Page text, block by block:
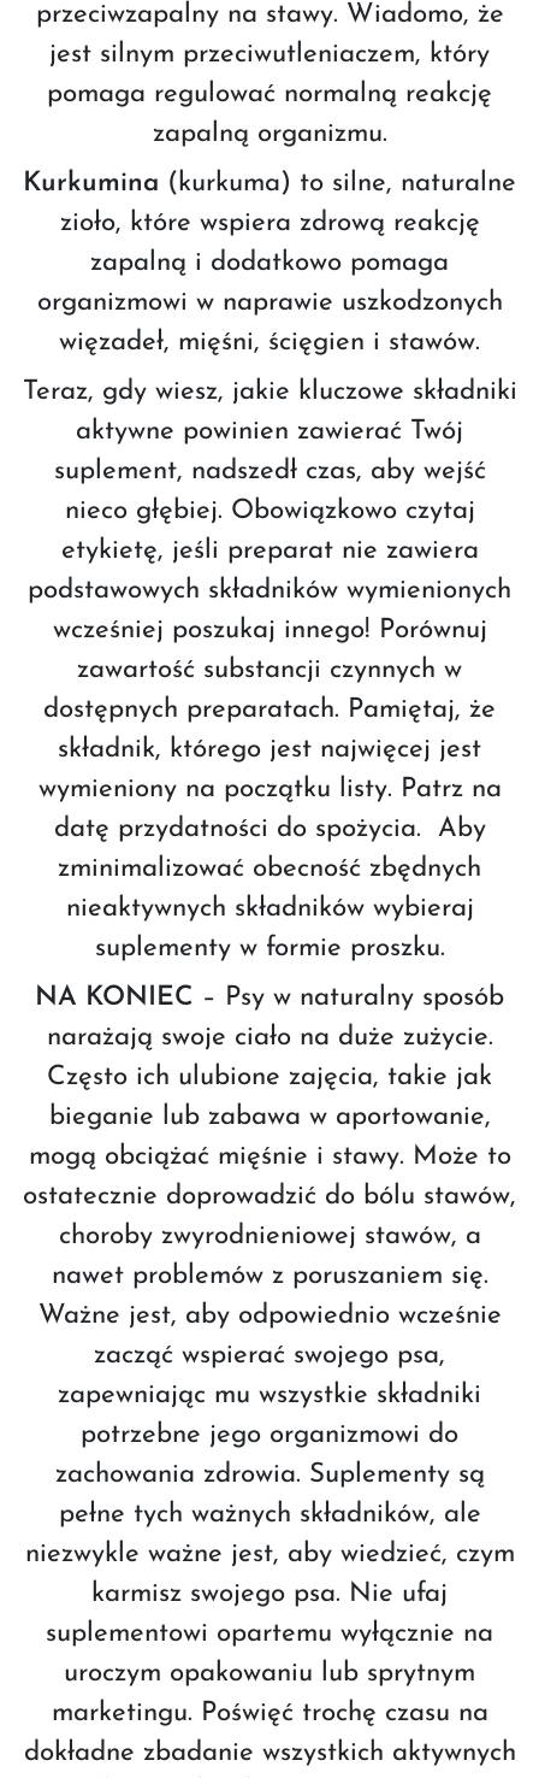
przeciwzapalny na stawy. Wiadomo, że
jest silnym przeciwutleniaczem, który
pomaga regulować normalną reakcję
zapalną organizmu.
Kurkumina (kurkuma) to silne, naturalne
zioło, które wspiera zdrową reakcję
zapalną i dodatkowo pomaga
organizmowi w naprawie uszkodzonych
więzadeł, mięśni, ścięgien i stawów.
Teraz, gdy wiesz, jakie kluczowe składniki
aktywne powinien zawierać Twój
suplement, nadszedł czas, aby wejść
nieco głębiej. Obowiązkowo czytaj
etykietę, jeśli preparat nie zawiera
podstawowych składników wymienionych
wcześniej poszukaj innego! Porównuj
zawartość substancji czynnych w
dostępnych preparatach. Pamiętaj, że
składnik, którego jest najwięcej jest
wymieniony na początku listy. Patrz na
datę przydatności do spożycia. Aby
zminimalizować obecność zbędnych
nieaktywnych składników wybieraj
suplementy w formie proszku.
NA KONIEC – Psy w naturalny sposób
narażają swoje ciało na duże zużycie.
Często ich ulubione zajęcia, takie jak
bieganie lub zabawa w aportowanie,
mogą obciążać mięśnie i stawy. Może to
ostatecznie doprowadzić do bólu stawów,
choroby zwyrodnieniowej stawów, a
nawet problemów z poruszaniem się.
Ważne jest, aby odpowiednio wcześnie
zacząć wspierać swojego psa,
zapewniając mu wszystkie składniki
potrzebne jego organizmowi do
zachowania zdrowia. Suplementy są
pełne tych ważnych składników, ale
niezwykle ważne jest, aby wiedzieć, czym
karmisz swojego psa. Nie ufaj
suplementowi opartemu wyłącznie na
uroczym opakowaniu lub sprytnym
marketingu. Poświęć trochę czasu na
dokładne zbadanie wszystkich aktywnych